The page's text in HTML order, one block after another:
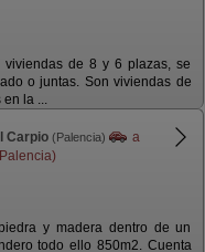
de 8 y 6 plazas, se
o juntas. Son viviendas de
la ...
Carpio (Palencia)
a
y madera dentro de un
todo ello 850m2. Cuenta